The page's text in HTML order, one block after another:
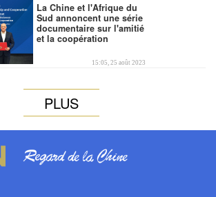
02:17
00:44
La Chine et l'Afrique du
Sud annoncent une série
documentaire sur l'amitié
et la coopération
15:05, 25 août 2023
PLUS